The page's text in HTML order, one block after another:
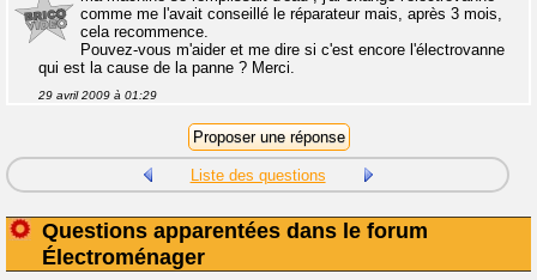
comme me l'avait conseillé le réparateur mais, après 3 mois,
cela recommence.
Pouvez-vous m'aider et me dire si c'est encore l'électrovanne
qui est la cause de la panne ? Merci.
29 avril 2009 à 01:29
Liste des questions
Questions apparentées dans le forum
Électroménager